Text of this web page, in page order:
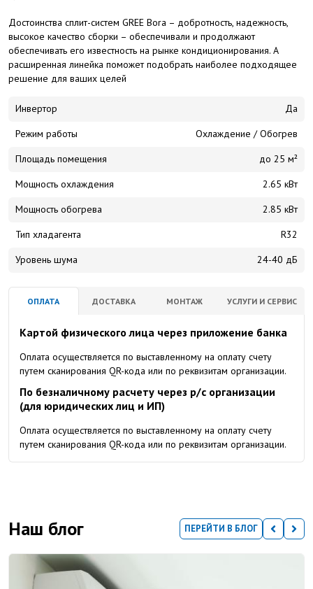
Достоинства сплит-систем GREE Bora – добротность, надежность,
высокое качество сборки – обеспечивали и продолжают
обеспечивать его известность на рынке кондиционирования. А
расширенная линейка поможет подобрать наиболее подходящее
решение для ваших целей
Инвертор
Да
Режим работы
Охлаждение / Обогрев
Площадь помещения
до 25 м²
Мощность охлаждения
2.65 кВт
Мощность обогрева
2.85 кВт
Тип хладагента
R32
Уровень шума
24-40 дБ
ОПЛАТА ДОСТАВКА МОНТАЖ УСЛУГИ И СЕРВИС
Картой физического лица через приложение банка
Оплата осуществляется по выставленному на оплату счету
путем сканирования QR-кода или по реквизитам организации.
По безналичному расчету через р/с организации
(для юридических лиц и ИП)
Оплата осуществляется по выставленному на оплату счету
путем сканирования QR-кода или по реквизитам организации.
Наш блог ПЕРЕЙТИ В БЛОГ